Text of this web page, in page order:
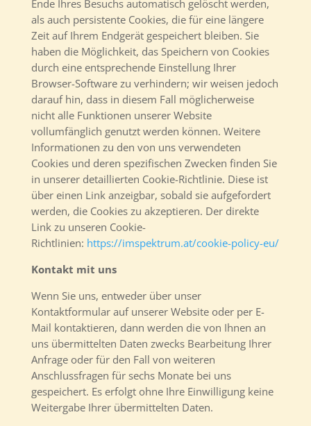
Ende Ihres Besuchs automatisch gelöscht werden,
als auch persistente Cookies, die für eine längere
Zeit auf Ihrem Endgerät gespeichert bleiben. Sie
haben die Möglichkeit, das Speichern von Cookies
durch eine entsprechende Einstellung Ihrer
Browser-Software zu verhindern; wir weisen jedoch
darauf hin, dass in diesem Fall möglicherweise
nicht alle Funktionen unserer Website
vollumfänglich genutzt werden können. Weitere
Informationen zu den von uns verwendeten
Cookies und deren spezifischen Zwecken finden Sie
in unserer detaillierten Cookie-Richtlinie. Diese ist
über einen Link anzeigbar, sobald sie aufgefordert
werden, die Cookies zu akzeptieren. Der direkte
Link zu unseren Cookie-
Richtlinien: https://imspektrum.at/cookie-policy-eu/
Kontakt mit uns
Wenn Sie uns, entweder über unser
Kontaktformular auf unserer Website oder per E-
Mail kontaktieren, dann werden die von Ihnen an
uns übermittelten Daten zwecks Bearbeitung Ihrer
Anfrage oder für den Fall von weiteren
Anschlussfragen für sechs Monate bei uns
gespeichert. Es erfolgt ohne Ihre Einwilligung keine
Weitergabe Ihrer übermittelten Daten.